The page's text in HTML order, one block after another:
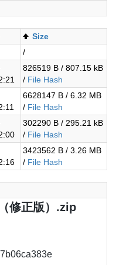
Size
/
826519 B / 807.15 kB
/ File Hash
6628147 B / 6.32 MB
/ File Hash
302290 B / 295.21 kB
/ File Hash
3423562 B / 3.26 MB
/ File Hash
修正版）.zip